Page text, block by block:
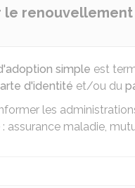
le
simple est
d'identité et/ou du
les
assurance maladie,